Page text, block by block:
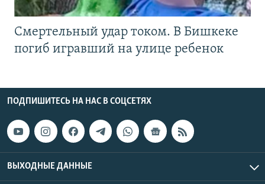
Смертельный удар током. В Бишкеке
погиб игравший на улице ребенок
ПОДПИШИТЕСЬ НА НАС В СОЦСЕТЯХ
ВЫХОДНЫЕ ДАННЫЕ